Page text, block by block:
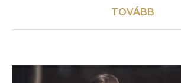
TOVÁBB